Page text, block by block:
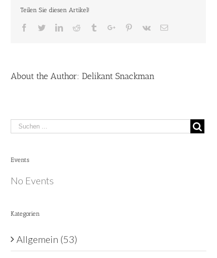
Teilen Sie diesen Artikel!
Facebook
TwitterLinkedinReddit TumblrGoogleplus
Pinterest
Vk Email
About the Author: Delikant Snackman
Search
Events
No Events
Kategorien
Allgemein (53)